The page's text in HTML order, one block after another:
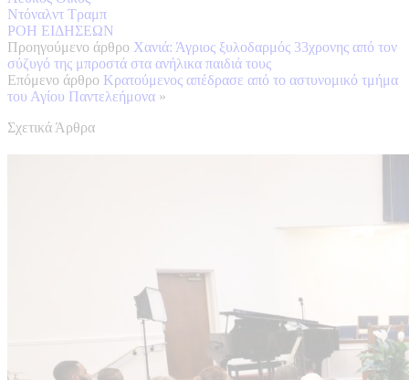
Ντόναλντ Τραμπ
ΡΟΗ ΕΙΔΗΣΕΩΝ
Προηγούμενο άρθρο Χανιά: Άγριος ξυλοδαρμός 33χρονης από τον
σύζυγό της μπροστά στα ανήλικα παιδιά τους
Επόμενο άρθρο Κρατούμενος απέδρασε από το αστυνομικό τμήμα
του Αγίου Παντελεήμονα »
Σχετικά Άρθρα